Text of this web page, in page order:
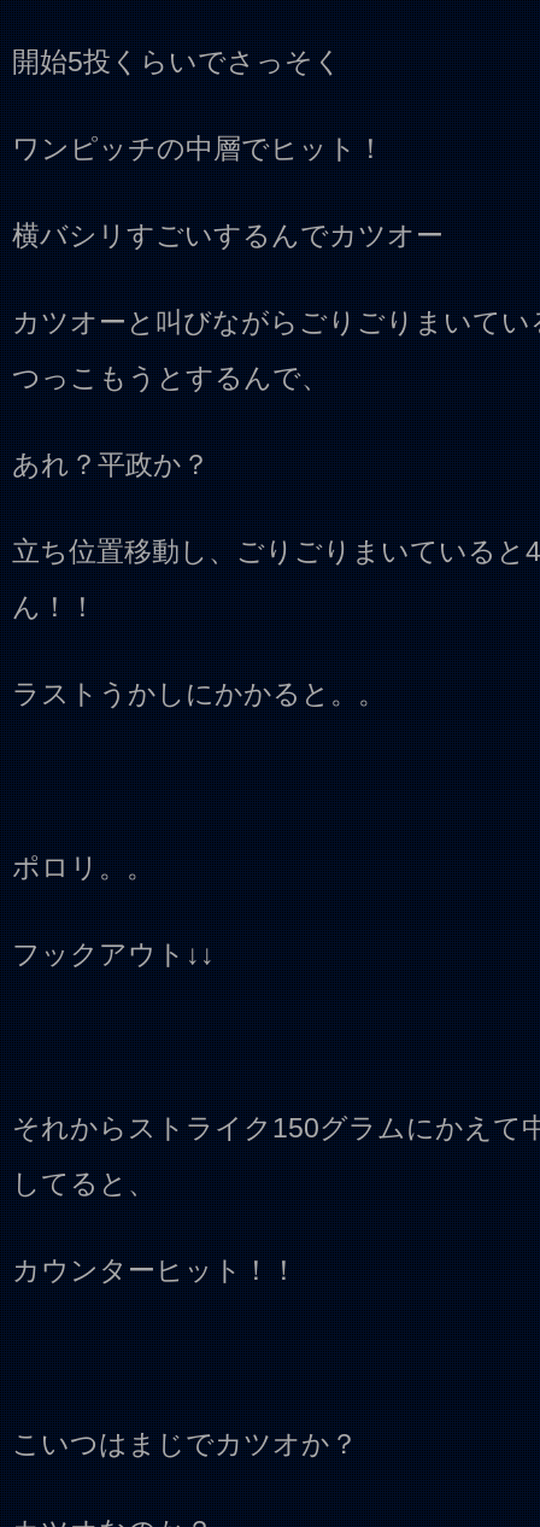
開始5投くらいでさっそく
ワンピッチの中層でヒット！
横バシリすごいするんでカツオー
カツオーと叫びながらごりごりまいて
つっこもうとするんで、
あれ？平政か？
立ち位置移動し、ごりごりまいている
ん！！
ラストうかしにかかると。。
ポロリ。。
フックアウト↓↓
それからストライク150グラムにかえて
してると、
カウンターヒット！！
こいつはまじでカツオか？